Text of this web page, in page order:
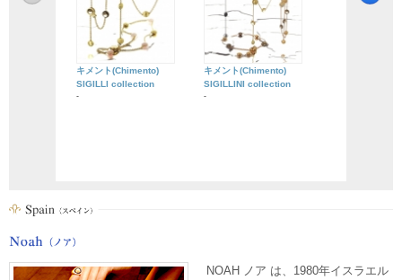
キメント(Chimento)
SIGILLI collection
-
キメント(Chimento)
SIGILLINI collection
-
NOAH ノア は、1980年イスラエル